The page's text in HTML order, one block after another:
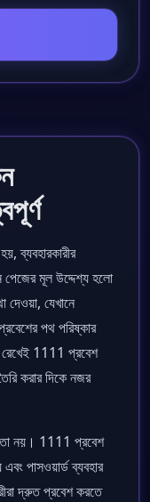
ব্যবহারকারীর
মূল উদ্দেশ্য হলো
দেওয়া, যেখানে
পথ পরিষ্কার
রেখেই 1111 প্রবেশ
করার দিকে নজর
নয়। 1111 প্রবেশ
পাসওয়ার্ড ব্যবহার
দ্রুত প্রবেশ করতে